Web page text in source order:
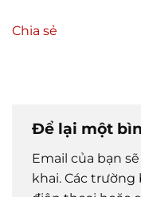
Chia sẻ
Để lại một
Email của bạn
khai. Các trường